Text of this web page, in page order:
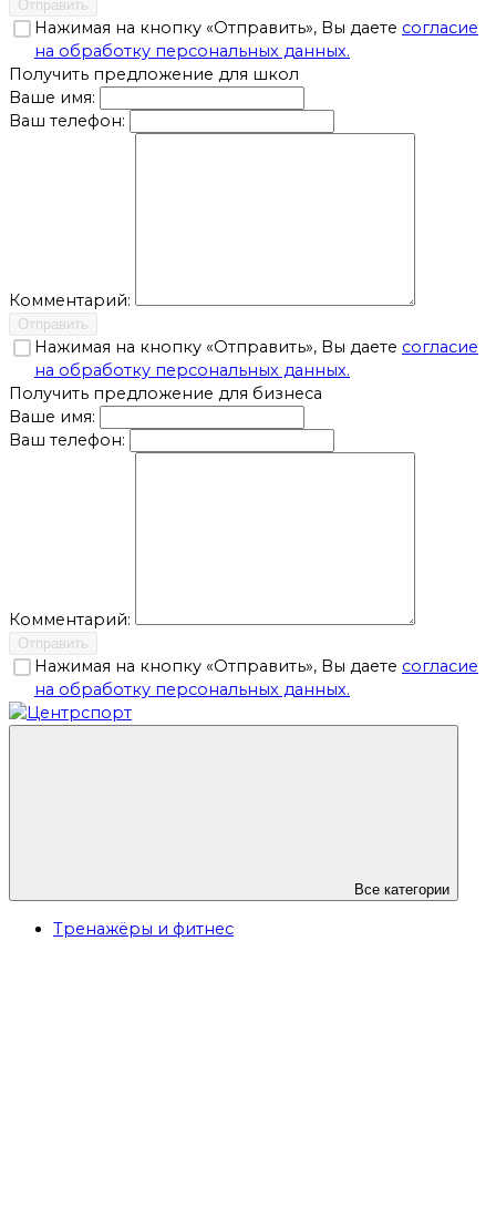
Отправить
Нажимая на кнопку «Отправить», Вы даете согласие
на обработку персональных данных.
Получить предложение для школ
Ваше имя:
Ваш телефон:
Комментарий:
Отправить
Нажимая на кнопку «Отправить», Вы даете согласие
на обработку персональных данных.
Получить предложение для бизнеса
Ваше имя:
Ваш телефон:
Комментарий:
Отправить
Нажимая на кнопку «Отправить», Вы даете согласие
на обработку персональных данных.
Все категории
Тренажёры и фитнес